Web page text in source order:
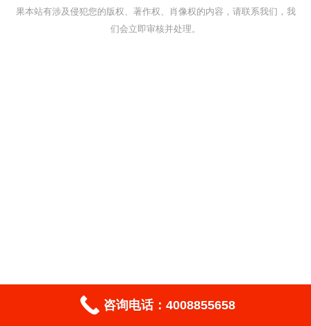
果本站有涉及侵犯您的版权、著作权、肖像权的内容，请联系我们，我
们会立即审核并处理。
咨询电话：4008855658